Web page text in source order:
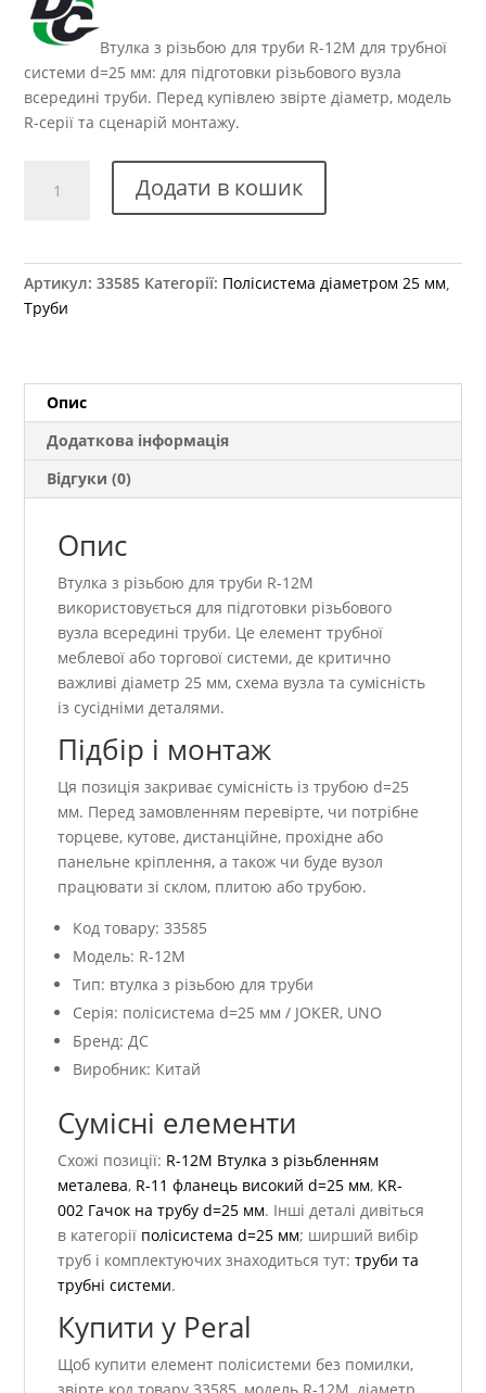
Втулка з різьбою для труби R-12M для трубної
системи d=25 мм: для підготовки різьбового вузла
всередині труби. Перед купівлею звірте діаметр, модель
R-серії та сценарій монтажу.
металева
кількість
Додати в кошик
Артикул:33585 Категорії: Полісистема діаметром 25 мм,
Труби
Опис
Додаткова інформація
Відгуки (0)
Опис
Втулка з різьбою для труби R-12M
використовується для підготовки різьбового
вузла всередині труби. Це елемент трубної
меблевої або торгової системи, де критично
важливі діаметр 25 мм, схема вузла та сумісність
із сусідніми деталями.
Підбір і монтаж
Ця позиція закриває сумісність із трубою d=25
мм. Перед замовленням перевірте, чи потрібне
торцеве, кутове, дистанційне, прохідне або
панельне кріплення, а також чи буде вузол
працювати зі склом, плитою або трубою.
Код товару: 33585
Модель: R-12M
Тип: втулка з різьбою для труби
Серія: полісистема d=25 мм / JOKER, UNO
Бренд: ДС
Виробник: Китай
Сумісні елементи
Схожі позиції: R-12M Втулка з різьбленням
металева, R-11 фланець високий d=25 мм, KR-
002 Гачок на трубу d=25 мм. Інші деталі дивіться
в категорії полісистема d=25 мм; ширший вибір
труб і комплектуючих знаходиться тут:труби та
трубні системи.
Купити у Peral
Щоб купити елемент полісистеми без помилки,